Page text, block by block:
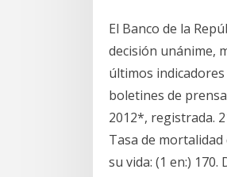
El Banco de la
decisión unánime,
últimos
boletines de
2012*, registrada.
Tasa de
su vida: (1 en:)